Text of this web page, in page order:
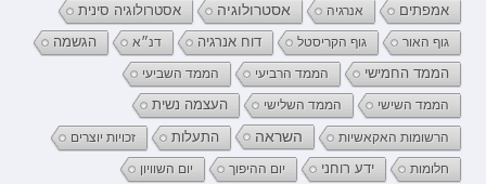
אמפתים אנרגיה אסטרולוגיה אסטרולוגיה סינית
גוף האור גוף הקריסטל דוח אנרגיה דנ״א הגשמה
הממד החמישי הממד הרביעי הממד השביעי
הממד השישי הממד השלישי העצמה נשית
הרשומות האקאשיות השראה התעלות זכויות יוצרים
חלומות ידע רוחני יום ההיפוך יום השוויון